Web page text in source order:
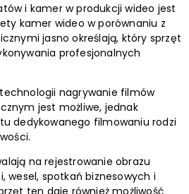
i kamer w produkcji wideo jest
kamer wideo w porównaniu z
jasno określają, który sprzęt
profesjonalnych
nagrywanie filmów
jest możliwe, jednak
dedykowanego filmowaniu rodzi
na rejestrowanie obrazu
wesel, spotkań biznesowych i
ten daje również możliwość